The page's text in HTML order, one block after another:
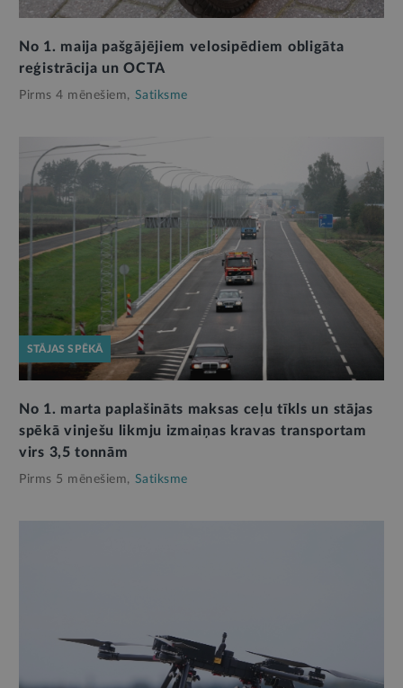
No 1. maija pašgājējiem velosipēdiem obligāta
reģistrācija un OCTA
Pirms 4 mēnešiem, Satiksme
STĀJAS SPĒKĀ
No 1. marta paplašināts maksas ceļu tīkls un stājas
spēkā vinješu likmju izmaiņas kravas transportam
virs 3,5 tonnām
Pirms 5 mēnešiem, Satiksme